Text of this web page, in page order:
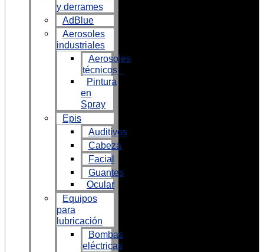
y derrames
AdBlue
Aerosoles
industriales
Aerosoles
técnicos
Pintura
en
Spray
Epis
Auditivos
Cabeza
Facial
Guantes
Ocular
Equipos
para
lubricación
Bombas
eléctricas